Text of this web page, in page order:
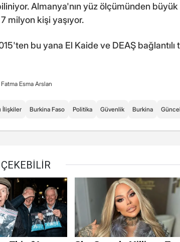
Almanya'nın yüz ölçümünden
milyon kişi yaşıyor.
bu yana El Kaide ve DEAŞ bağlantılı
Fatma Esma Arslan
İlişkiler Burkina Faso Politika Güvenlik Burkina Güncel